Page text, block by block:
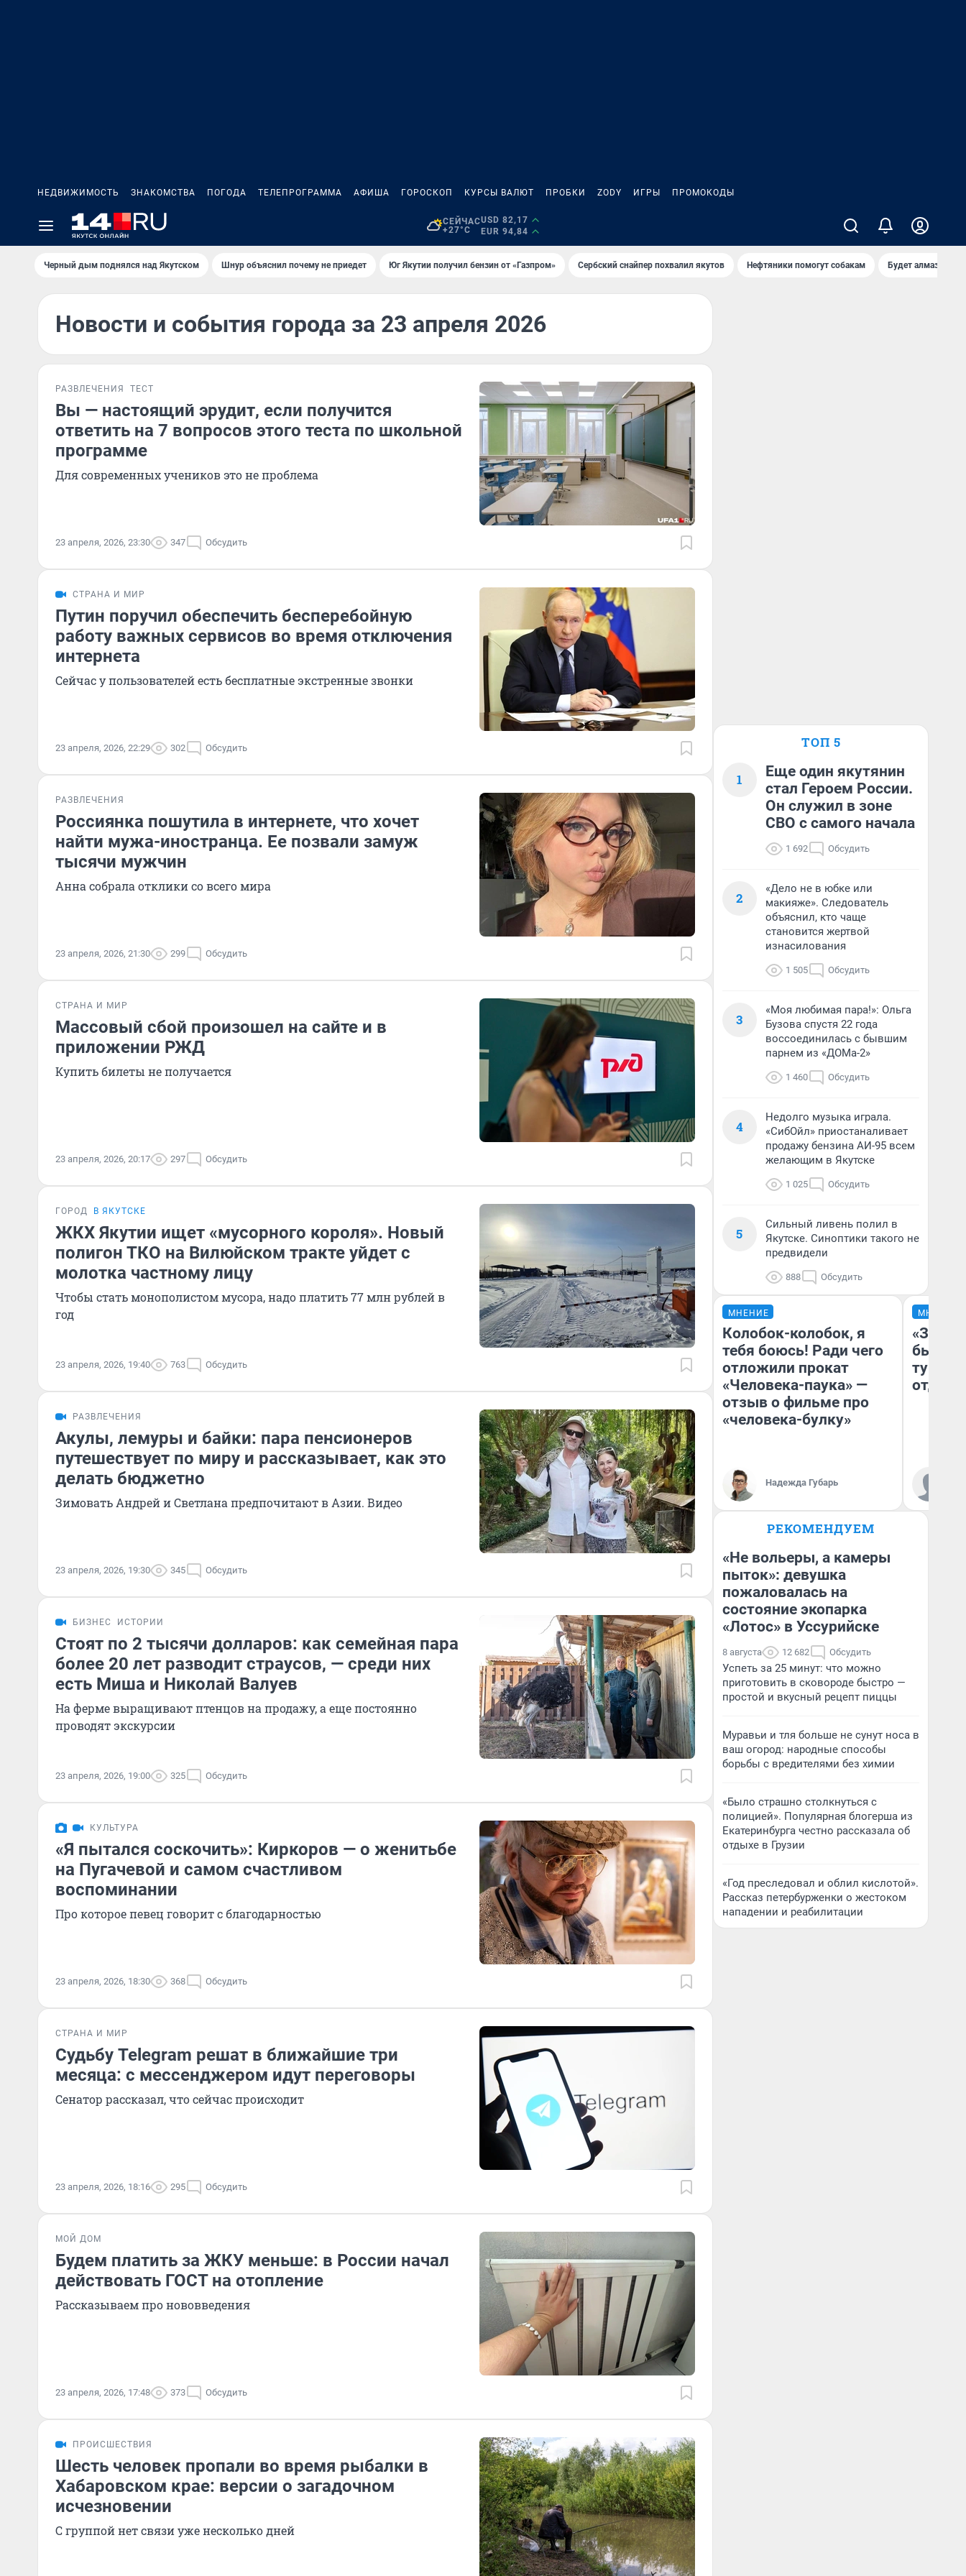
НЕДВИЖИМОСТЬ ЗНАКОМСТВА ПОГОДА ТЕЛЕПРОГРАММА АФИША ГОРОСКОП КУРСЫ ВАЛЮТ ПРОБКИ ZODY ИГРЫ ПРОМОКОДЫ
СЕЙЧАС
+27°C
USD 82,17
EUR 94,84
Черный дым поднялся над Якутском Шнур объяснил почему не приедет Юг Якутии получил бензин от «Газпром» Сербский снайпер похвалил якутов Нефтяники помогут собакам Будет алмазный
Новости и события города за 23 апреля 2026
РАЗВЛЕЧЕНИЯ ТЕСТ
Вы — настоящий эрудит, если получится
ответить на 7 вопросов этого теста по школьной
программе
Для современных учеников это не проблема
23 апреля, 2026, 23:30 347 Обсудить
СТРАНА И МИР
Путин поручил обеспечить бесперебойную
работу важных сервисов во время отключения
интернета
Сейчас у пользователей есть бесплатные экстренные звонки
23 апреля, 2026, 22:29 302 Обсудить
РАЗВЛЕЧЕНИЯ
Россиянка пошутила в интернете, что хочет
найти мужа-иностранца. Ее позвали замуж
тысячи мужчин
Анна собрала отклики со всего мира
23 апреля, 2026, 21:30 299 Обсудить
СТРАНА И МИР
Массовый сбой произошел на сайте и в
приложении РЖД
Купить билеты не получается
23 апреля, 2026, 20:17 297 Обсудить
ГОРОД В ЯКУТСКЕ
ЖКХ Якутии ищет «мусорного короля». Новый
полигон ТКО на Вилюйском тракте уйдет с
молотка частному лицу
Чтобы стать монополистом мусора, надо платить 77 млн рублей в
год
23 апреля, 2026, 19:40 763 Обсудить
РАЗВЛЕЧЕНИЯ
Акулы, лемуры и байки: пара пенсионеров
путешествует по миру и рассказывает, как это
делать бюджетно
Зимовать Андрей и Светлана предпочитают в Азии. Видео
23 апреля, 2026, 19:30 345 Обсудить
БИЗНЕС ИСТОРИИ
Стоят по 2 тысячи долларов: как семейная пара
более 20 лет разводит страусов, — среди них
есть Миша и Николай Валуев
На ферме выращивают птенцов на продажу, а еще постоянно
проводят экскурсии
23 апреля, 2026, 19:00 325 Обсудить
КУЛЬТУРА
«Я пытался соскочить»: Киркоров — о женитьбе
на Пугачевой и самом счастливом
воспоминании
Про которое певец говорит с благодарностью
23 апреля, 2026, 18:30 368 Обсудить
СТРАНА И МИР
Судьбу Telegram решат в ближайшие три
месяца: с мессенджером идут переговоры
Сенатор рассказал, что сейчас происходит
23 апреля, 2026, 18:16 295 Обсудить
МОЙ ДОМ
Будем платить за ЖКУ меньше: в России начал
действовать ГОСТ на отопление
Рассказываем про нововведения
23 апреля, 2026, 17:48 373 Обсудить
ПРОИСШЕСТВИЯ
Шесть человек пропали во время рыбалки в
Хабаровском крае: версии о загадочном
исчезновении
С группой нет связи уже несколько дней
ТОП 5
1
Еще один якутянин
стал Героем России.
Он служил в зоне
СВО с самого начала
1 692 Обсудить
2
«Дело не в юбке или
макияже». Следователь
объяснил, кто чаще
становится жертвой
изнасилования
1 505 Обсудить
3
«Моя любимая пара!»: Ольга
Бузова спустя 22 года
воссоединилась с бывшим
парнем из «ДОМа-2»
1 460 Обсудить
4
Недолго музыка играла.
«СибОйл» приостаналивает
продажу бензина АИ-95 всем
желающим в Якутске
1 025 Обсудить
5
Сильный ливень полил в
Якутске. Синоптики такого не
предвидели
888 Обсудить
МНЕНИЕ
Колобок-колобок, я
тебя боюсь! Ради чего
отложили прокат
«Человека-паука» —
отзыв о фильме про
«человека-булку»
Надежда Губарь
МНЕНИЕ
«За
были
РЕКОМЕНДУЕМ
«Не вольеры, а камеры
пыток»: девушка
пожаловалась на
состояние экопарка
«Лотос» в Уссурийске
8 августа 12 682 Обсудить
Успеть за 25 минут: что можно
приготовить в сковороде быстро —
простой и вкусный рецепт пиццы
Муравьи и тля больше не сунут носа в
ваш огород: народные способы
борьбы с вредителями без химии
«Было страшно столкнуться с
полицией». Популярная блогерша из
Екатеринбурга честно рассказала об
отдыхе в Грузии
«Год преследовал и облил кислотой».
Рассказ петербурженки о жестоком
нападении и реабилитации